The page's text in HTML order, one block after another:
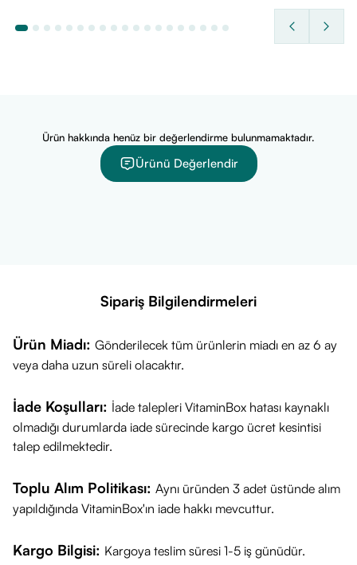
Ürün hakkında henüz bir değerlendirme bulunmamaktadır.
Ürünü Değerlendir
Sipariş Bilgilendirmeleri
Ürün Miadı: Gönderilecek tüm ürünlerin miadı en az 6 ay
veya daha uzun süreli olacaktır.
İade Koşulları: İade talepleri VitaminBox hatası kaynaklı
olmadığı durumlarda iade sürecinde kargo ücret kesintisi
talep edilmektedir.
Toplu Alım Politikası: Aynı üründen 3 adet üstünde alım
yapıldığında VitaminBox'ın iade hakkı mevcuttur.
Kargo Bilgisi: Kargoya teslim süresi 1-5 iş günüdür.